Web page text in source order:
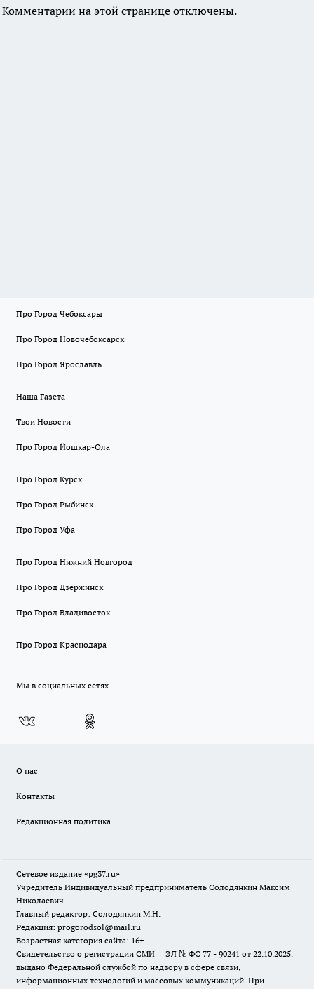
Комментарии на этой странице отключены.
Про Город Чебоксары
Про Город Новочебоксарск
Про Город Ярославль
Наша Газета
Твои Новости
Про Город Йошкар-Ола
Про Город Курск
Про Город Рыбинск
Про Город Уфа
Про Город Нижний Новгород
Про Город Дзержинск
Про Город Владивосток
Про Город Краснодара
Мы в социальных сетях
О нас
Контакты
Редакционная политика
Сетевое издание «pg37.ru»
Учредитель Индивидуальный предприниматель Солодянкин Максим
Николаевич
Главный редактор: Солодянкин М.Н.
Редакция: progorodsol@mail.ru
Возрастная категория сайта: 16+
Свидетельство о регистрации СМИ ЭЛ № ФС 77 - 90241 от 22.10.2025.
выдано Федеральной службой по надзору в сфере связи,
информационных технологий и массовых коммуникаций. При